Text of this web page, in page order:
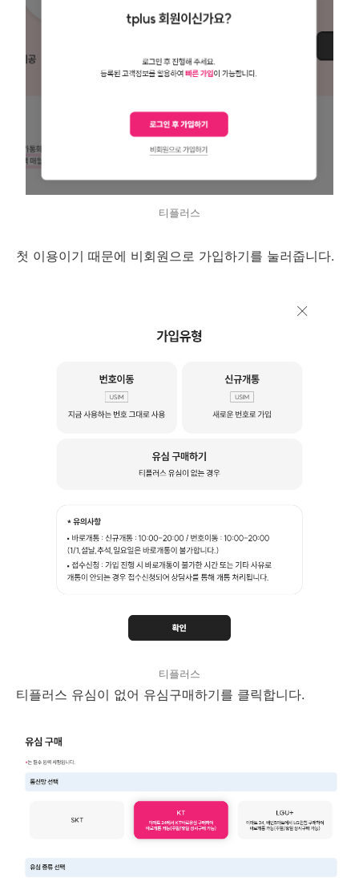
티플러스
첫 이용이기 때문에 비회원으로 가입하기를 눌러줍니다.
티플러스
티플러스 유심이 없어 유심구매하기를 클릭합니다.